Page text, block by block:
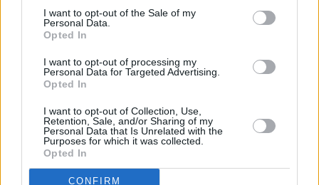
I want to opt-out of the Sale of my
Personal Data.
Opted In
I want to opt-out of processing my
Personal Data for Targeted Advertising.
Opted In
I want to opt-out of Collection, Use,
Retention, Sale, and/or Sharing of my
Personal Data that Is Unrelated with the
Purposes for which it was collected.
Opted In
CONFIRM
Dovolená u moře•Bazény